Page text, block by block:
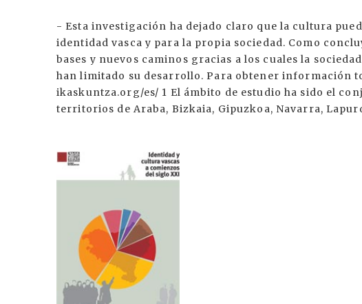
- Esta investigación ha dejado claro que la cultura
identidad vasca y para la propia sociedad. Como
bases y nuevos caminos gracias a los cuales la
han limitado su desarrollo. Para obtener información
ikaskuntza.org/es/ 1 El ámbito de estudio ha sido el
territorios de Araba, Bizkaia, Gipuzkoa, Navarra,